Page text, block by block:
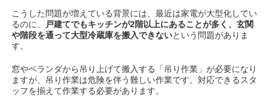
こうした問題が増えている背景には、最近は家電が大型化してい
るのに、
戸建てでもキッチンが2階以上にあることが多く、玄関
や階段を通って大型冷蔵庫を搬入できないという問題がありま
す。
窓やベランダから吊り上げて搬入する「吊り作業」が必要になり
ますが、吊り作業は危険を伴う難しい作業です。対応できるスタ
ッフを揃えて作業する必要があります。